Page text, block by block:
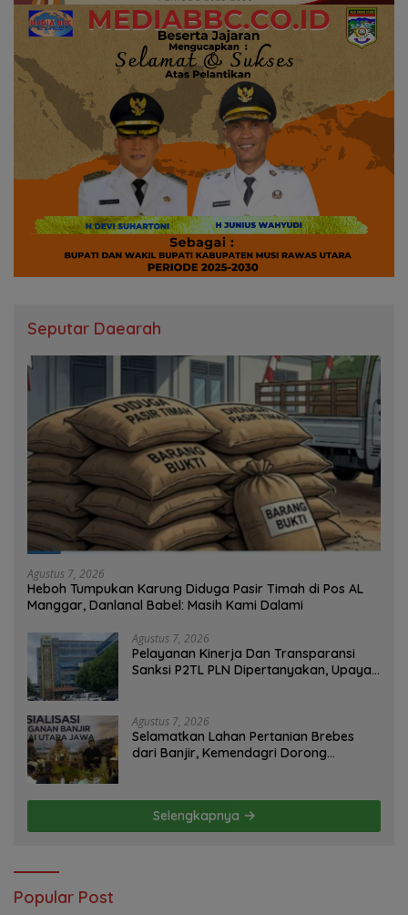
Seputar Daearah
Agustus 7, 2026
Heboh Tumpukan Karung Diduga Pasir Timah di Pos AL
Manggar, Danlanal Babel: Masih Kami Dalami
Agustus 7, 2026
Pelayanan Kinerja Dan Transparansi
Sanksi P2TL PLN Dipertanyakan, Upaya
Agustus 7, 2026
Selamatkan Lahan Pertanian Brebes
dari Banjir, Kemendagri Dorong
Selengkapnya
Popular Post